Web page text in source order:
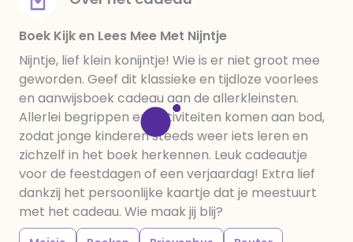
Boek Kijk en Lees Mee Met Nijntje
Nijntje, lief klein konijntje! Wie is er niet groot mee
geworden. Geef dit klassieke en tijdloze voorlees
en aanwijsboek cadeau aan de allerkleinsten.
Allerlei begrippen en activiteiten komen aan bod,
zodat jonge kinderen steeds weer iets leren en
zichzelf in het boek herkennen. Leuk cadeautje
voor de feestdagen of een verjaardag! Extra lief
dankzij het persoonlijke kaartje dat je meestuurt
met het cadeau. Wie maak jij blij?